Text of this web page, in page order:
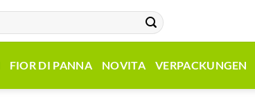
FIOR DI PANNA NOVITA VERPACKUNGEN